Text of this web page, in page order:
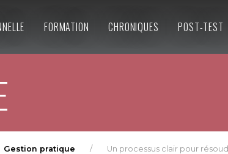
FORMATION CHRONIQUES POST-TEST
Gestion pratique Un processus clair pour